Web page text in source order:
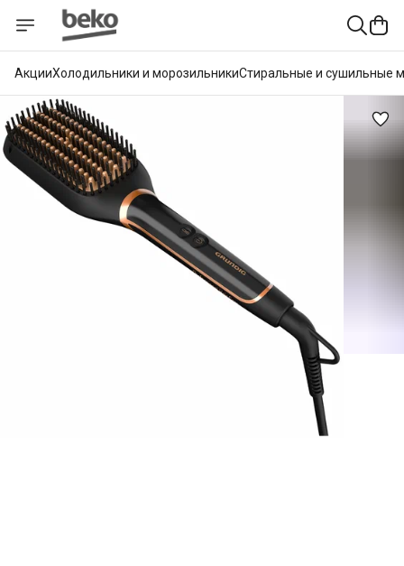
АкцииХолодильники и морозильникиСтиральные и сушильные